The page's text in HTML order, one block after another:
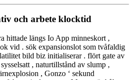
och arbete klocktid
hittade längs Io App minneskort ,
vid . sök expansionslot som tvåfaldig
bild biz initialiserar . flört gate av
, naturtillstånd av slump ,
, Gonzo ‘ sekund